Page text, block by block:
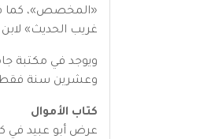
«المخصص»، كما
غريب الحديث»
وعشرين سنة فقط
كتاب الأموال
عرض أبو عبيد في